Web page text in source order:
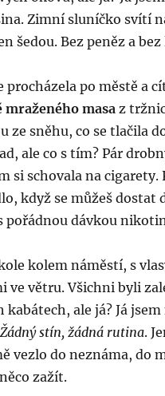
Zimní sluníčko svítí
šedou. Bez peněz a bez
procházela po městě a
mraženého masa z
ze sněhu, co se tlačila
ale co s tím? Pár
si schovala na cigarety.
když se můžeš dostat
pořádnou dávkou
kolem náměstí, s
ve větru. Všichni byli
kabátech, ale já? Já
Žádný stín, žádná rutina.
vezlo do neznáma, do
zažít.